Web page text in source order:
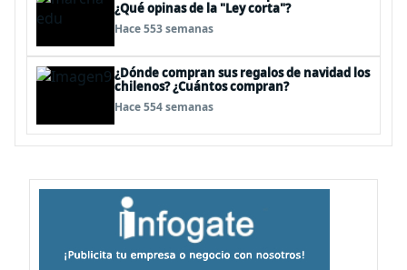
¿Qué opinas de la "Ley corta"?
Hace 553 semanas
¿Dónde compran sus regalos de navidad los
chilenos? ¿Cuántos compran?
Hace 554 semanas